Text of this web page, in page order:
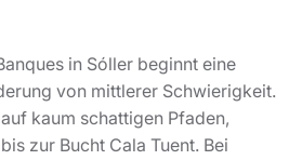
in Sóller beginnt eine
von mittlerer Schwierigkeit.
kaum schattigen Pfaden,
zur Bucht Cala Tuent. Bei